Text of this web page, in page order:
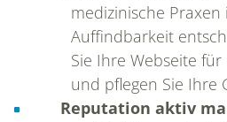
medizinische Praxen
Auffindbarkeit
Sie Ihre Webseite
und pflegen Sie Ihre
Reputation aktiv